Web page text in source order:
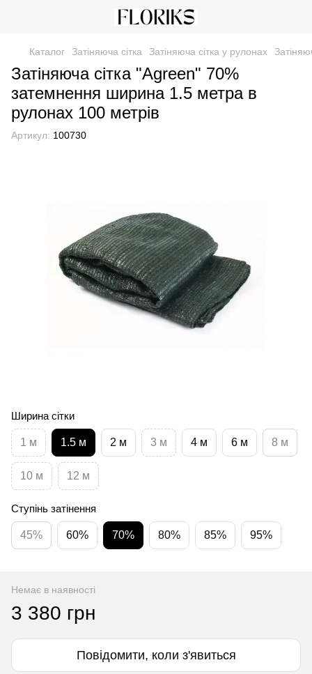
Каталог Затіняюча сітка Затіняюча сітка у рулонах
Затіняюча сітка "Agreen" 70%
затемнення ширина 1.5 метра в
рулонах 100 метрів
Артикул: 100730
Ширина сітки
1 м 1.5 м 2 м 3 м 4 м 6 м 8 м
10 м 12 м
Ступінь затінення
45% 60% 70% 80% 85% 95%
Немає в наявності
3 380 грн
Повідомити, коли з'явиться